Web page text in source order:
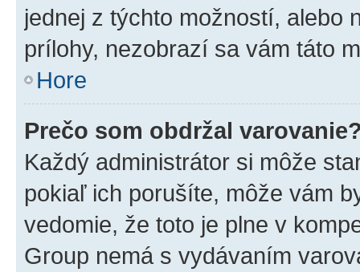
jednej z týchto možností, alebo
prílohy, nezobrazí sa vám táto
Hore
Prečo som obdržal
Každý administrátor si môže
pokiaľ ich porušíte, môže vám
vedomie, že toto je plne v
Group nemá s vydávaním